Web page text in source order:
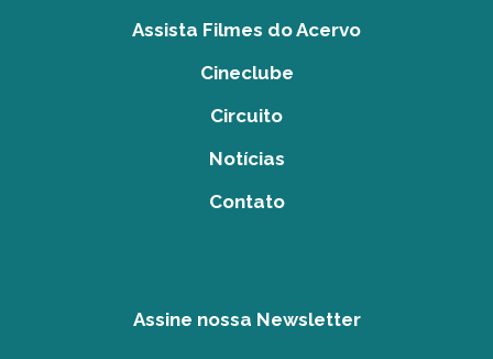
Assista Filmes do Acervo
Cineclube
Circuito
Notícias
Contato
Assine nossa Newsletter